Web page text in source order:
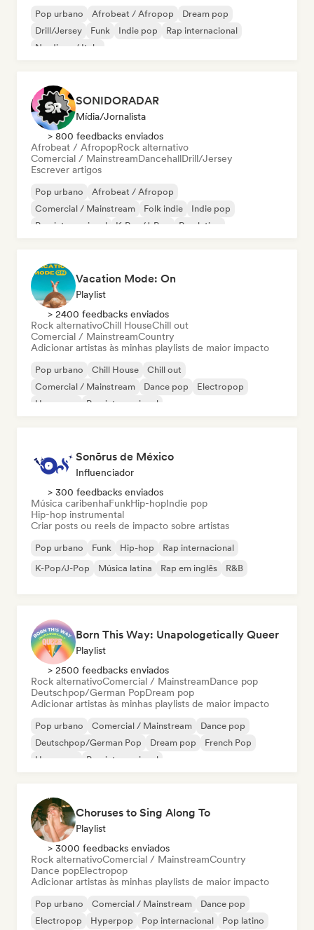
Pop urbano Afrobeat / Afropop
Dream pop
Drill/Jersey
Funk Indie pop
Rap internacional
Nu-disco / Italo
SONIDORADAR
Mídia/Jornalista
> 800 feedbacks enviados
Afrobeat / AfropopRock alternativo
Comercial / MainstreamDancehallDrill/Jersey
Escrever artigos
Pop urbano
Afrobeat / Afropop
Comercial / Mainstream
Folk indie
Indie pop
Pop internacional
K-Pop/J-Pop Pop latino
Vacation Mode: On
Playlist
> 2400 feedbacks enviados
Rock alternativoChill HouseChill out
Comercial / MainstreamCountry
Adicionar artistas às minhas playlists de maior impacto
Pop urbano Chill House
Chill out
Comercial / Mainstream
Dance pop
Electropop
Hyperpop
Pop internacional
Sonōrus de México
Influenciador
> 300 feedbacks enviados
Música caribenhaFunkHip-hopIndie pop
Hip-hop instrumental
Criar posts ou reels de impacto sobre artistas
Pop urbano Funk Hip-hop
Rap internacional
K-Pop/J-Pop
Música latina Rap em inglês R&B
Born This Way: Unapologetically Queer
Playlist
> 2500 feedbacks enviados
Rock alternativoComercial / MainstreamDance pop
Deutschpop/German PopDream pop
Adicionar artistas às minhas playlists de maior impacto
Pop urbano Comercial / Mainstream
Dance pop
Deutschpop/German Pop
Dream pop
French Pop
Hyperpop
Pop internacional
Choruses to Sing Along To
Playlist
> 3000 feedbacks enviados
Rock alternativoComercial / MainstreamCountry
Dance popElectropop
Adicionar artistas às minhas playlists de maior impacto
Pop urbano Comercial / Mainstream
Dance pop
Electropop
Hyperpop Pop internacional
Pop latino